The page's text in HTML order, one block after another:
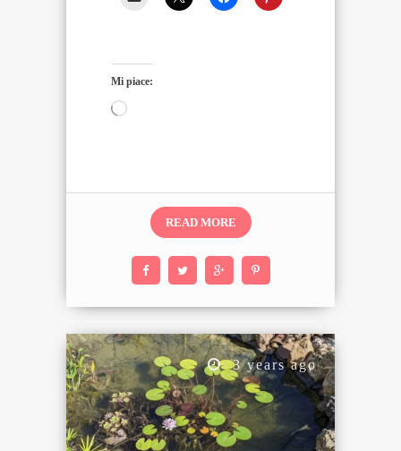
Mi piace:
Caricamento
READ MORE
3 years ago